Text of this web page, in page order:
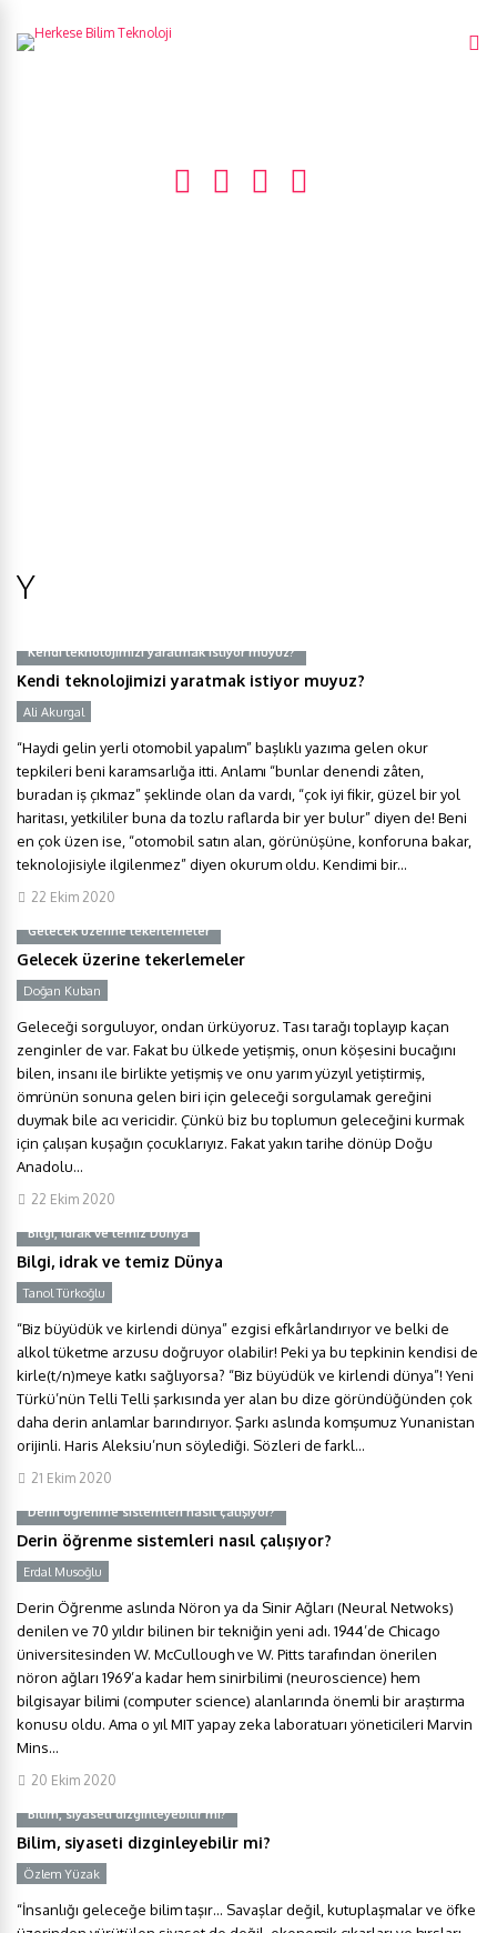
Y
Kendi teknolojimizi yaratmak istiyor muyuz?
Kendi teknolojimizi yaratmak istiyor muyuz?
Ali Akurgal
“Haydi gelin yerli otomobil yapalım” başlıklı yazıma gelen okur
tepkileri beni karamsarlığa itti. Anlamı “bunlar denendi zâten,
buradan iş çıkmaz” şeklinde olan da vardı, “çok iyi fikir, güzel bir yol
haritası, yetkililer buna da tozlu raflarda bir yer bulur” diyen de! Beni
en çok üzen ise, “otomobil satın alan, görünüşüne, konforuna bakar,
teknolojisiyle ilgilenmez” diyen okurum oldu. Kendimi bir...
22 Ekim 2020
Gelecek üzerine tekerlemeler
Gelecek üzerine tekerlemeler
Doğan Kuban
Geleceği sorguluyor, ondan ürküyoruz. Tası tarağı toplayıp kaçan
zenginler de var. Fakat bu ülkede yetişmiş, onun köşesini bucağını
bilen, insanı ile birlikte yetişmiş ve onu yarım yüzyıl yetiştirmiş,
ömrünün sonuna gelen biri için geleceği sorgulamak gereğini
duymak bile acı vericidir. Çünkü biz bu toplumun geleceğini kurmak
için çalışan kuşağın çocuklarıyız. Fakat yakın tarihe dönüp Doğu
Anadolu...
22 Ekim 2020
Bilgi, idrak ve temiz Dünya
Bilgi, idrak ve temiz Dünya
Tanol Türkoğlu
“Biz büyüdük ve kirlendi dünya” ezgisi efkârlandırıyor ve belki de
alkol tüketme arzusu doğruyor olabilir! Peki ya bu tepkinin kendisi de
kirle(t/n)meye katkı sağlıyorsa? “Biz büyüdük ve kirlendi dünya”! Yeni
Türkü’nün Telli Telli şarkısında yer alan bu dize göründüğünden çok
daha derin anlamlar barındırıyor. Şarkı aslında komşumuz Yunanistan
orijinli. Haris Aleksiu’nun söylediği. Sözleri de farkl...
21 Ekim 2020
Derin öğrenme sistemleri nasıl çalışıyor?
Derin öğrenme sistemleri nasıl çalışıyor?
Erdal Musoğlu
Derin Öğrenme aslında Nöron ya da Sinir Ağları (Neural Netwoks)
denilen ve 70 yıldır bilinen bir tekniğin yeni adı. 1944’de Chicago
üniversitesinden W. McCullough ve W. Pitts tarafından önerilen
nöron ağları 1969’a kadar hem sinirbilimi (neuroscience) hem
bilgisayar bilimi (computer science) alanlarında önemli bir araştırma
konusu oldu. Ama o yıl MIT yapay zeka laboratuarı yöneticileri Marvin
Mins...
20 Ekim 2020
Bilim, siyaseti dizginleyebilir mi?
Bilim, siyaseti dizginleyebilir mi?
Özlem Yüzak
“İnsanlığı geleceğe bilim taşır… Savaşlar değil, kutuplaşmalar ve öfke